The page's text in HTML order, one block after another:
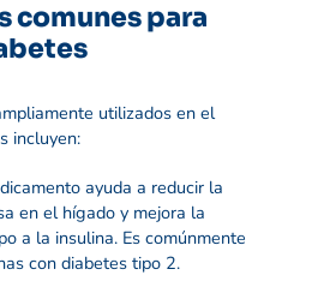
comunes para
utilizados en el
incluyen:
ayuda a reducir la
en el hígado y mejora la
a la insulina. Es comúnmente
con diabetes tipo 2.